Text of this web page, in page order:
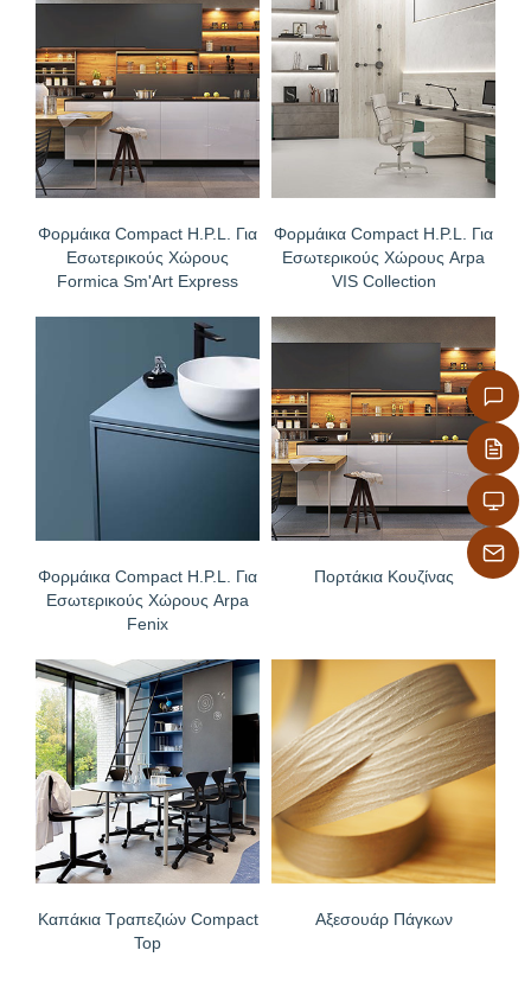
απολύμανσης με ατμό
Δεν χρειάζονται επεξεργασία άκρων, προσφέρονται
με ρουτάρισμα επιλογής σας στις διαμήκεις και
εγκάρσιες άκρες
Φορμάικα Compact H.P.L. Για
Εσωτερικούς Χώρους
Formica Sm'Art Express
Φορμάικα Compact H.P.L. Για
Εσωτερικούς Χώρους Arpa
VIS Collection
Φορμάικα Compact H.P.L. Για
Εσωτερικούς Χώρους Arpa
Fenix
Πορτάκια Κουζίνας
Καπάκια Τραπεζιών Compact
Top
Αξεσουάρ Πάγκων